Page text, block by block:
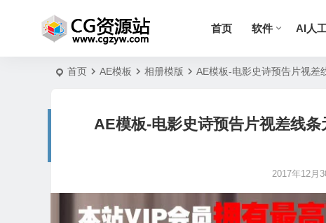
首页 软件 AI人
首页 AE模板 相册模版 AE模板-电影史诗预告片视差
AE模板-电影史诗预告片视差线
2017年12月